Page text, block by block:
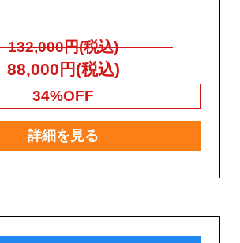
132,000円(税込)
88,000円(税込)
34%OFF
詳細を見る